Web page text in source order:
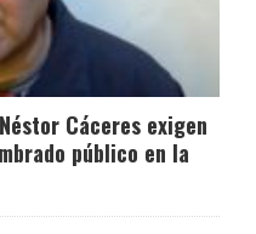
Cáceres exigen
público en la